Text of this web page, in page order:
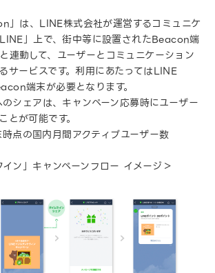
は、LINE株式会社が運営するコミュニケ
」上で、街中等に設置されたBeacon端
連動して、ユーザーとコミュニケーション
サービスです。利用にあたってはLINE
端末が必要となります。
シェアは、キャンペーン応募時にユーザー
とが可能です。
点の国内月間アクティブユーザー数
ン」キャンペーンフロー イメージ＞